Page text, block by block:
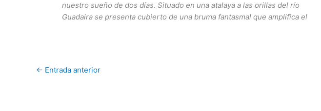
nuestro sueño de dos días. Situado en una atalaya a las orillas del río
Guadaira se presenta cubierto de una bruma fantasmal que amplifica el
← Entrada anterior